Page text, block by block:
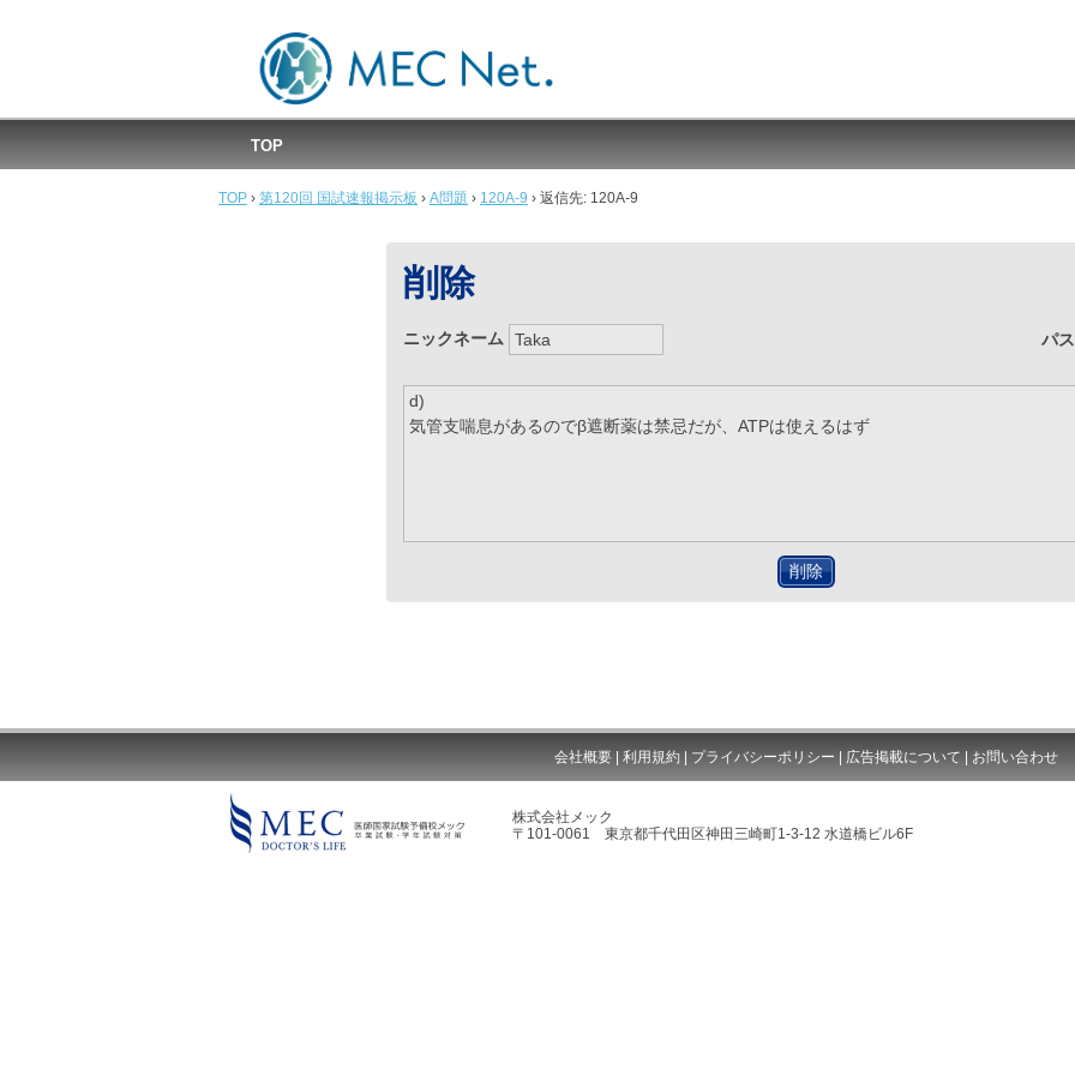
MEC国試速報掲示板
TOP
TOP › 第120回 国試速報掲示板 › A問題 › 120A-9 › 返信先: 120A-9
削除
ニックネーム パ
削除
会社概要 | 利用規約 | プライバシーポリシー | 広告掲載について | お問い合わせ
株式会社メック
〒101-0061 東京都千代田区神田三崎町1-3-12 水道橋ビル6F